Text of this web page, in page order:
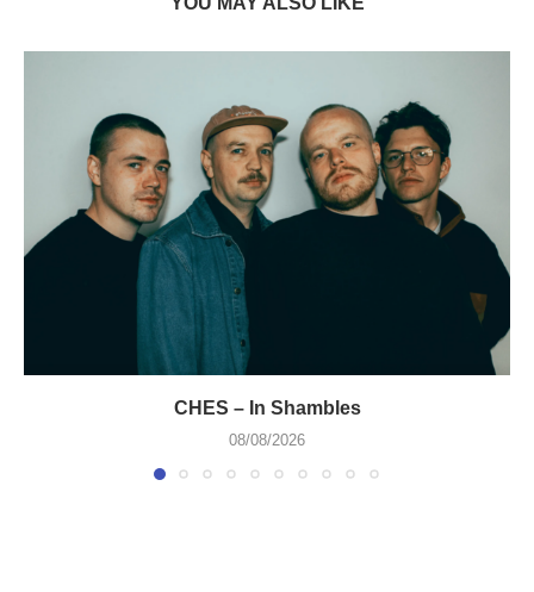
CHES – In Shambles
08/08/2026